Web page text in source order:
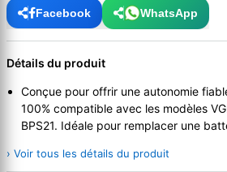
Facebook WhatsApp
Détails du produit
Conçue pour offrir une autonomie
100% compatible avec les modèles
BPS21. Idéale pour remplacer une
› Voir tous les détails du produit